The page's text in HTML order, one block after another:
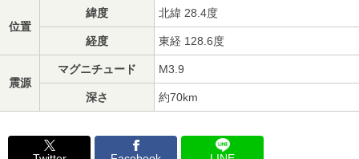
位置
緯度 北緯 28.4度
経度 東経 128.6度
震源
マグニチュード M3.9
深さ 約70km